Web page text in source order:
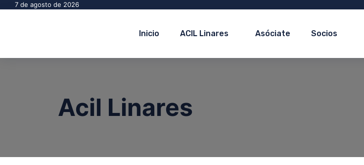
7 de agosto de 2026
Inicio ACIL Linares Asóciate Socios
Acil Linares